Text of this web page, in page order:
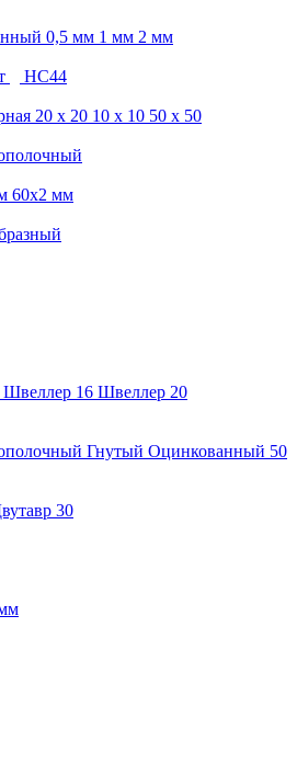
0,5 мм 1 мм 2 мм
НС44
20 х 20 10 х 10 50 х 50
60х2 мм
Швеллер 16 Швеллер 20
Гнутый Оцинкованный 50
30